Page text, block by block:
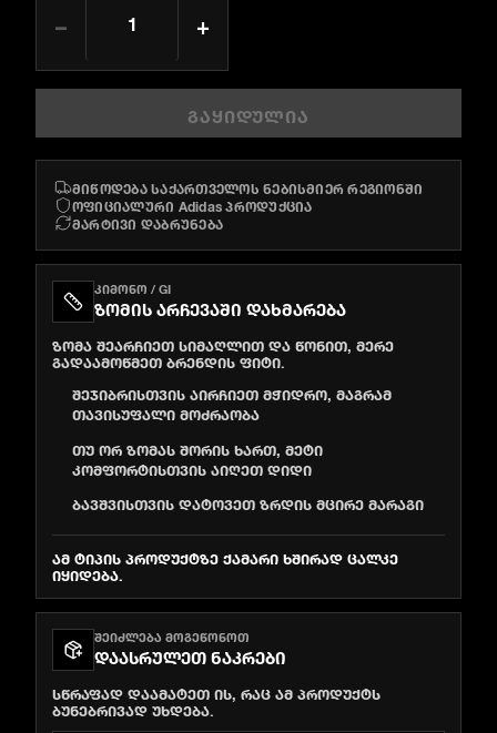
− +
ᲒᲐᲧᲘᲓᲣᲚᲘᲐ
მიწოდება საქართველოს ნებისმიერ რეგიონში
ოფიციალური Adidas პროდუქცია
მარტივი დაბრუნება
ᲙᲘᲛᲝᲜᲝ / GI
ᲖᲝᲛᲘᲡ ᲐᲠᲩᲔᲕᲐᲨᲘ ᲓᲐᲮᲛᲐᲠᲔᲑᲐ
ზომა შეარჩიეთ სიმაღლით და წონით, მერე
გადაამოწმეთ ბრენდის ფიტი.
შეჯიბრისთვის აირჩიეთ მჭიდრო, მაგრამ
თავისუფალი მოძრაობა
თუ ორ ზომას შორის ხართ, მეტი
კომფორტისთვის აიღეთ დიდი
ბავშვისთვის დატოვეთ ზრდის მცირე მარაგი
ამ ტიპის პროდუქტზე ქამარი ხშირად ცალკე
იყიდება.
ᲨᲔᲘᲫᲚᲔᲑᲐ ᲛᲝᲒᲔᲬᲝᲜᲝᲗ
ᲓᲐᲐᲡᲠᲣᲚᲔᲗ ᲜᲐᲙᲠᲔᲑᲘ
სწრაფად დაამატეთ ის, რაც ამ პროდუქტს
ბუნებრივად უხდება.